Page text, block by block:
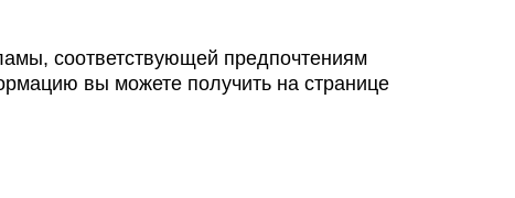
соответствующей предпочтениям
вы можете получить на странице